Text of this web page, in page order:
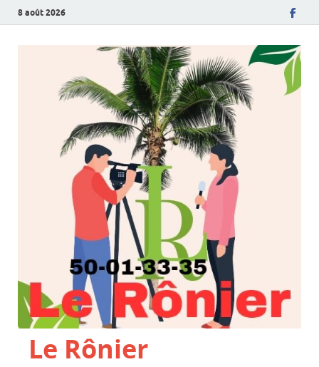
8 août 2026
Le Rônier